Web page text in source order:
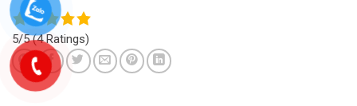
5/5 (4 Ratings)